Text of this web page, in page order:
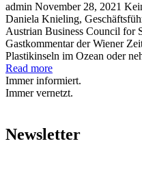
admin November 28, 2021
Daniela Knieling,
Austrian Business Council for
Gastkommentar der Wiener
Plastikinseln im Ozean oder
Read more
Immer informiert.
Immer vernetzt.
Newsletter